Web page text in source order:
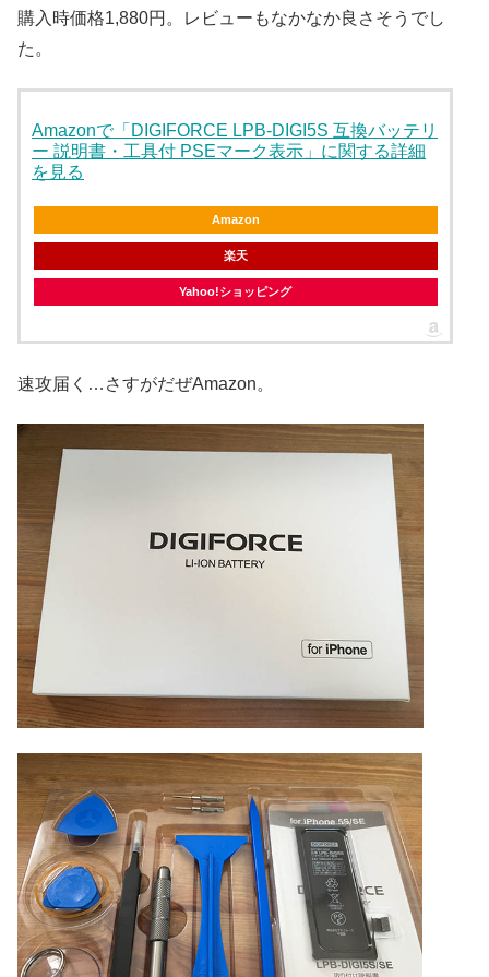
購入時価格1,880円。レビューもなかなか良さそうでし
た。
Amazonで「DIGIFORCE LPB-DIGI5S 互換バッテリ
ー 説明書・工具付 PSEマーク表示」に関する詳細
を見る
Amazon
楽天
Yahoo!ショッピング
速攻届く…さすがだぜAmazon。